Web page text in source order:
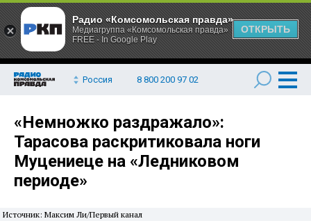
Россия 8 800 200 97 02
«Немножко раздражало»:
Тарасова раскритиковала ноги
Муцениеце на «Ледниковом
периоде»
Источник: Максим Ли/Первый канал
Радио «Комсомольская правда»
Медиагруппа «Комсомольская правда»
FREE - In Google Play
ОТКРЫТЬ